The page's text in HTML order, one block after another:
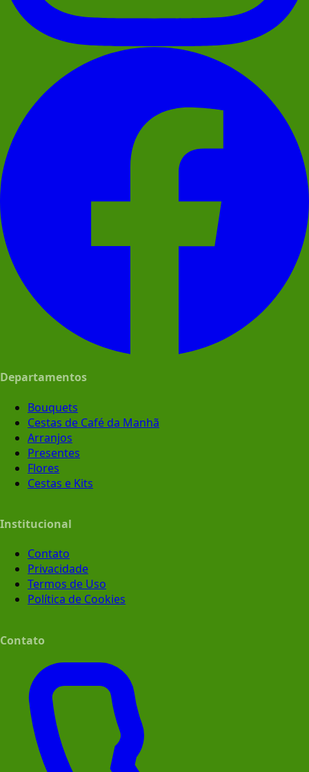
Departamentos
Bouquets
Cestas de Café da Manhã
Arranjos
Presentes
Flores
Cestas e Kits
Institucional
Contato
Privacidade
Termos de Uso
Política de Cookies
Contato